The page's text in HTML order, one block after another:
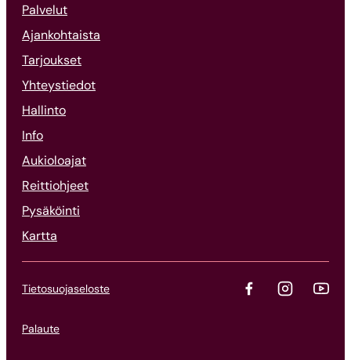
Palvelut
Ajankohtaista
Tarjoukset
Yhteystiedot
Hallinto
Info
Aukioloajat
Reittiohjeet
Pysäköinti
Kartta
Tietosuojaseloste
Palaute